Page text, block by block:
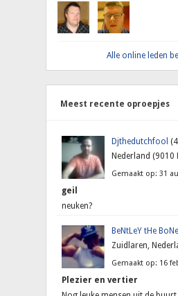
Alle online leden
Meest recente oproepjes
Djthedutchfool
Nederland (9010
Gemaakt op: 31
geil
neuken?
BeNtLeY tHe
Zuidlaren,
Gemaakt op: 16
Plezier en vertier